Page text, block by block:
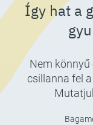
Így hat a
Nem könnyű
csillanna fel